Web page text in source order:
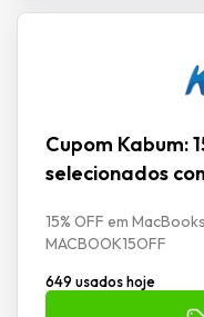
Cupom Kabum:
selecionados
15% OFF em
MACBOOK15OFF
649 usados hoje